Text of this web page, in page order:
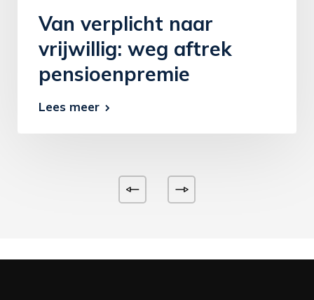
Van verplicht naar
vrijwillig: weg aftrek
pensioenpremie
Lees meer